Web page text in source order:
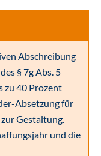
Abschreibung
§ 7g Abs. 5
zu 40 Prozent
Absetzung für
Gestaltung.
und die